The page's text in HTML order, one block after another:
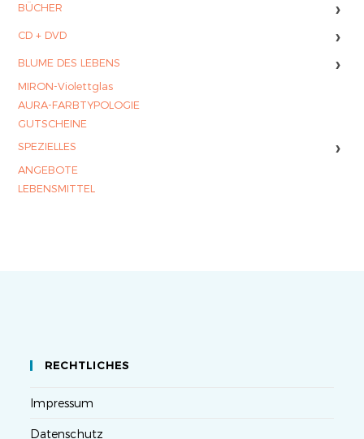
BÜCHER
›
CD + DVD ›
BLUME DES LEBENS ›
MIRON-Violettglas
AURA-FARBTYPOLOGIE
GUTSCHEINE
SPEZIELLES
›
ANGEBOTE
LEBENSMITTEL
RECHTLICHES
Impressum
Datenschutz